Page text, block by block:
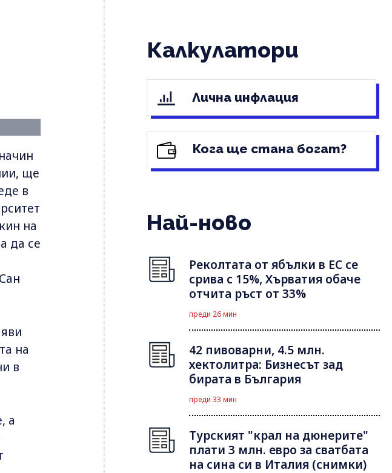
ще
в
на
да се
на
в
а
Калкулатори
Лична инфлация
Кога ще стана богат?
Най-ново
Реколтата от ябълки в ЕС се
срива с 15%, Хърватия обаче
отчита ръст от 33%
преди 26 мин
42 пивоварни, 4.5 млн.
хектолитра: Бизнесът зад
бирата в България
преди 33 мин
Турският "крал на дюнерите"
плати 3 млн. евро за сватбата
на сина си в Италия (снимки)